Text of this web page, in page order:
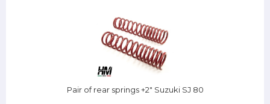
Pair of rear springs +2" Suzuki SJ 80